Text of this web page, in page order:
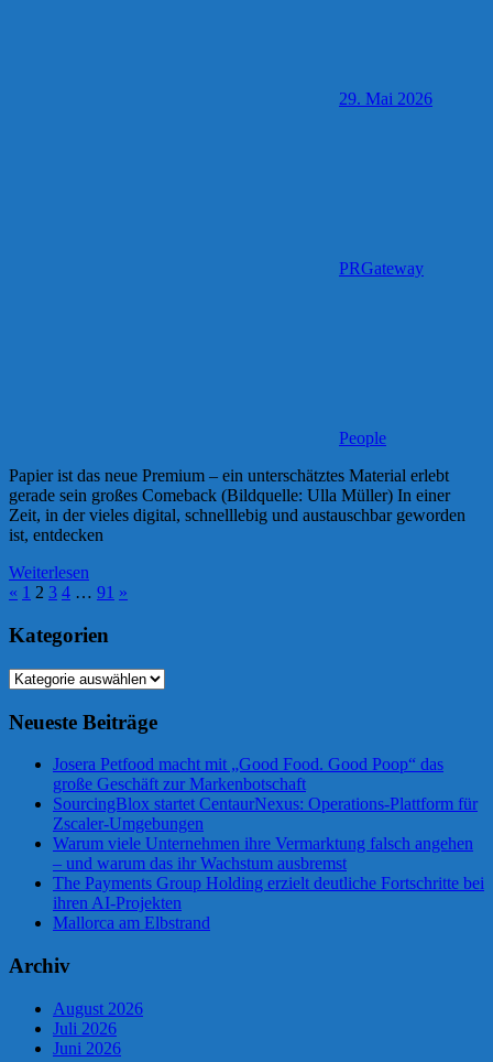
29. Mai 2026
PRGateway
People
Papier ist das neue Premium – ein unterschätztes Material erlebt
gerade sein großes Comeback (Bildquelle: Ulla Müller) In einer
Zeit, in der vieles digital, schnelllebig und austauschbar geworden
ist, entdecken
Weiterlesen
Seitennummerierung
der
Beiträge
« Vorherige
1 2 3 4 … 91 Nächste
»
Kategorien
Kategorien
Neueste Beiträge
Josera Petfood macht mit „Good Food. Good Poop“ das
große Geschäft zur Markenbotschaft
SourcingBlox startet CentaurNexus: Operations-Plattform für
Zscaler-Umgebungen
Warum viele Unternehmen ihre Vermarktung falsch angehen
– und warum das ihr Wachstum ausbremst
The Payments Group Holding erzielt deutliche Fortschritte bei
ihren AI-Projekten
Mallorca am Elbstrand
Archiv
August 2026
Juli 2026
Juni 2026